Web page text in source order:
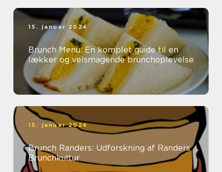
15. januar 2024
Brunch Menu: En komplet guide til en
lækker og velsmagende brunchoplevelse
15. januar 2024
Brunch Randers: Udforskning af Randers
Brunchkultur